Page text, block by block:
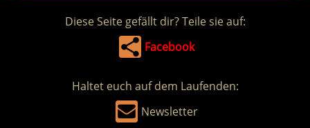
Diese Seite gefällt dir? Teile sie auf:
Facebook
Haltet euch auf dem Laufenden:
Newsletter